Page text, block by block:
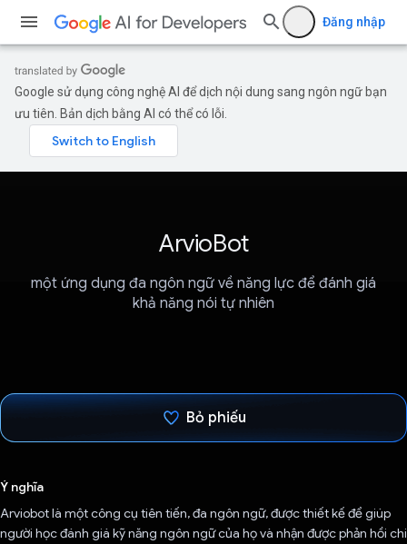
Đăng nhập
Google sử dụng công nghệ AI để dịch nội dung sang ngôn ngữ bạn
ưu tiên. Bản dịch bằng AI có thể có lỗi.
ArvioBot
một ứng dụng đa ngôn ngữ về năng lực để đánh giá
khả năng nói tự nhiên
Bỏ phiếu
Ý nghĩa
Arviobot là một công cụ tiên tiến, đa ngôn ngữ, được thiết kế để giúp
người học đánh giá kỹ năng ngôn ngữ của họ và nhận được phản hồi chi